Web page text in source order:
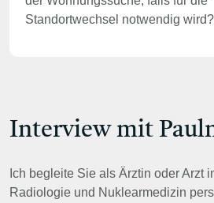
Standortwechsel notwendig wird?
Interview mit
Ich begleite Sie als Ärztin oder Arzt
Radiologie und Nuklearmedizin